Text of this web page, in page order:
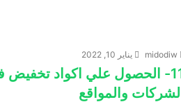
midodiw يناير 10, 2022
11- الحصول علي اكواد
الشركات والمواقع